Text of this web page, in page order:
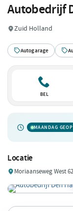
Autobedrijf
Zuid Holland
Autogarage
BEL
MAANDAG
Locatie
Moriaanseweg West